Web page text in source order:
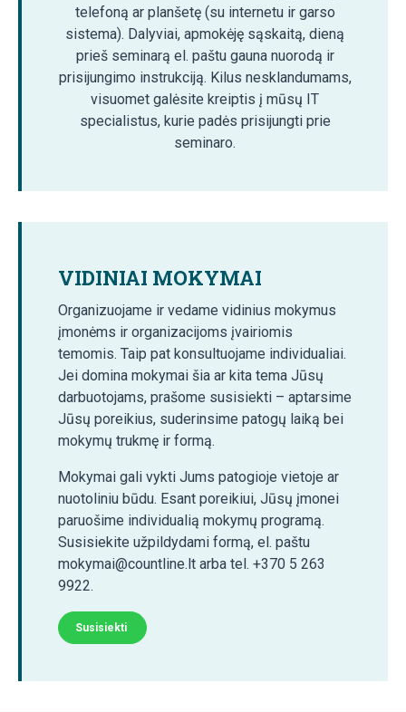
telefoną ar planšetę (su internetu ir garso
sistema). Dalyviai, apmokėję sąskaitą, dieną
prieš seminarą el. paštu gauna nuorodą ir
prisijungimo instrukciją. Kilus nesklandumams,
visuomet galėsite kreiptis į mūsų IT
specialistus, kurie padės prisijungti prie
seminaro.
VIDINIAI MOKYMAI
Organizuojame ir vedame vidinius mokymus
įmonėms ir organizacijoms įvairiomis
temomis. Taip pat konsultuojame individualiai.
Jei domina mokymai šia ar kita tema Jūsų
darbuotojams, prašome susisiekti – aptarsime
Jūsų poreikius, suderinsime patogų laiką bei
mokymų trukmę ir formą.
Mokymai gali vykti Jums patogioje vietoje ar
nuotoliniu būdu. Esant poreikiui, Jūsų įmonei
paruošime individualią mokymų programą.
Susisiekite užpildydami formą, el. paštu
mokymai@countline.lt arba tel. +370 5 263
9922.
Susisiekti